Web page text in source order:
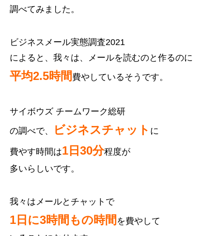
調べてみました。
ビジネスメール実態調査2021
によると、我々は、メールを読むのと作るのに
平均2.5時間 費やしているそうです。
サイボウズ チームワーク総研
の調べで、
ビジネスチャット に
費やす時間は1日30分程度が
多いらしいです。
我々はメールとチャットで
1日に3時間もの時間 を費やして